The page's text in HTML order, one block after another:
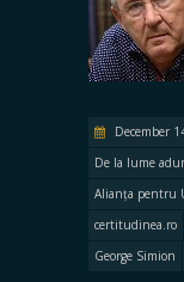
December
De la lume
Alianța pentru
certitudinea.ro
George Simion